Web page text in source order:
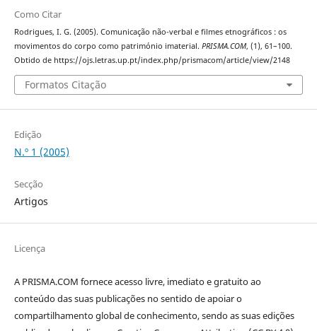
Como Citar
Rodrigues, I. G. (2005). Comunicação não-verbal e filmes etnográficos : os
movimentos do corpo como património imaterial. PRISMA.COM, (1), 61–100.
Obtido de https://ojs.letras.up.pt/index.php/prismacom/article/view/2148
Formatos Citação
Edição
N.º 1 (2005)
Secção
Artigos
Licença
A PRISMA.COM fornece acesso livre, imediato e gratuito ao
conteúdo das suas publicações no sentido de apoiar o
compartilhamento global de conhecimento, sendo as suas edições